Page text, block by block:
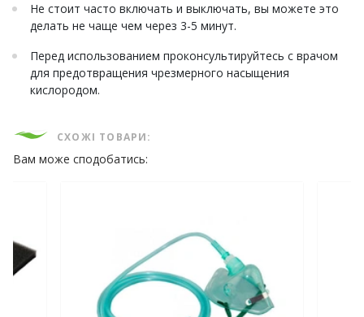
Не стоит часто включать и выключать, вы можете это
делать не чаще чем через 3-5 минут.
Перед использованием проконсультируйтесь с врачом
для предотвращения чрезмерного насыщения
кислородом.
СХОЖІ ТОВАРИ:
Вам може сподобатись: